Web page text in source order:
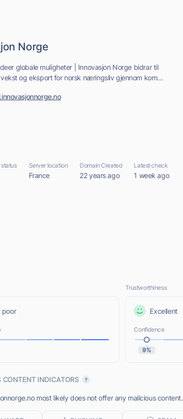
Norge
globale muligheter | Innovasjon Norge bidrar til
og eksport for norsk næringsliv gjennom kom...
Server location
France
Domain Created
22 years ago
Latest check
1 week ago
poor
Trustworthiness
Excellent
Confidence
9%
INDICATORS
most likely does not offer any malicious content.